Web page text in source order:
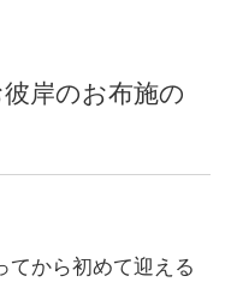
岸のお布施の
てから初めて迎える